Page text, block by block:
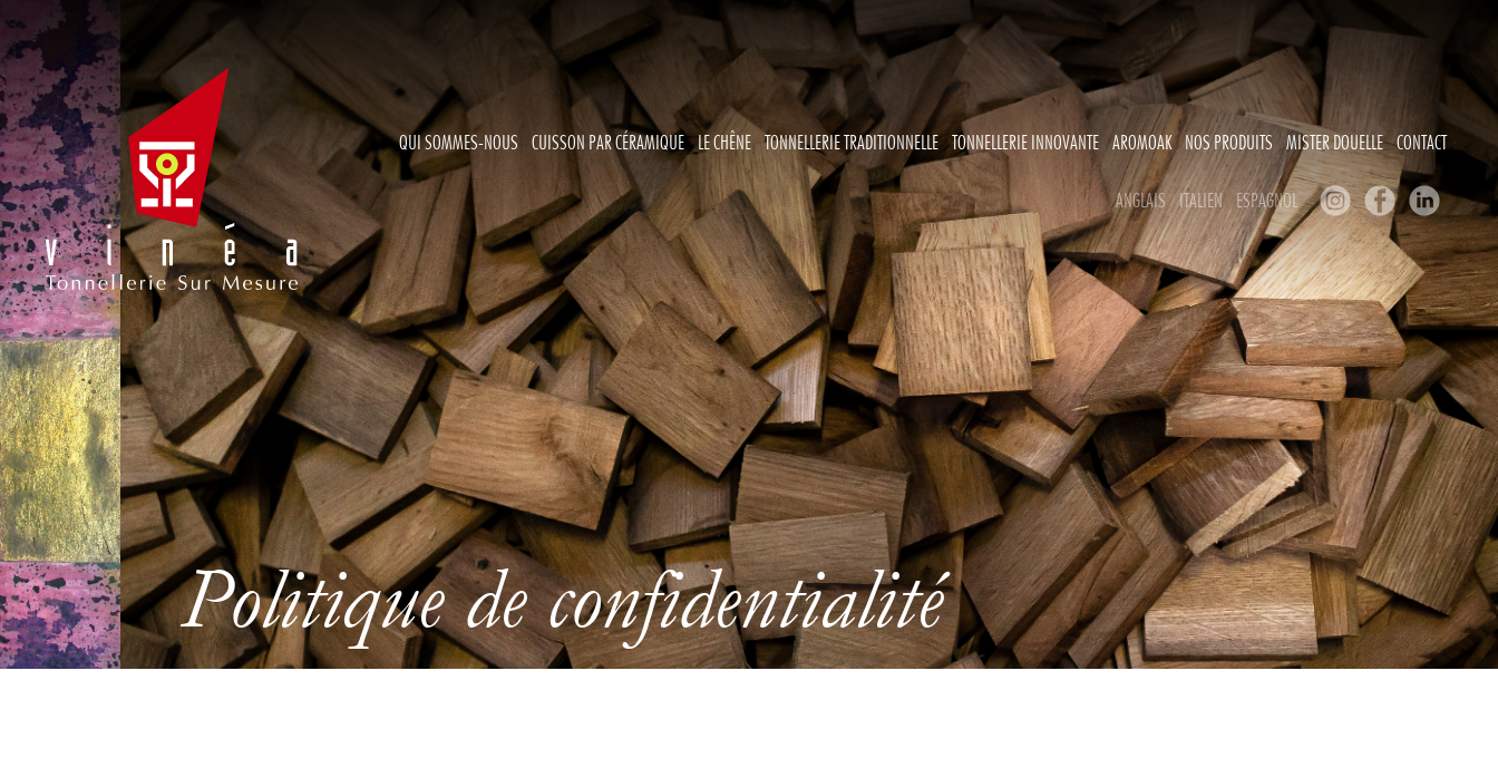
QUI SOMMES-NOUS CUISSON PAR CÉRAMIQUE LE CHÊNE TONNELLERIE TRADITIONNELLE TONNELLERIE INNOVANTE AROMOAK NOS PRODUITS MISTER DOUELLE CONTACT
ANGLAIS ITALIEN ESPAGNOL
Politique de confidentialité